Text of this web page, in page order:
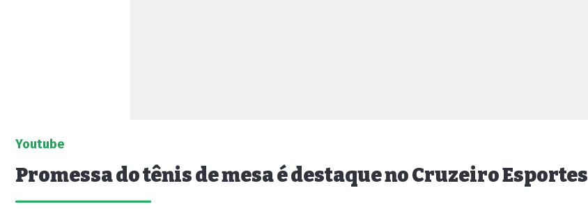
Youtube
Promessa do tênis de mesa é destaque no Cruzeiro Esportes